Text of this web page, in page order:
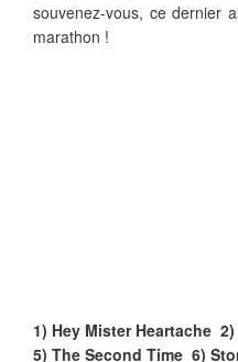
souvenez-vous, ce dernier
marathon !
1) Hey Mister Heartache
5) The Second Time 6)